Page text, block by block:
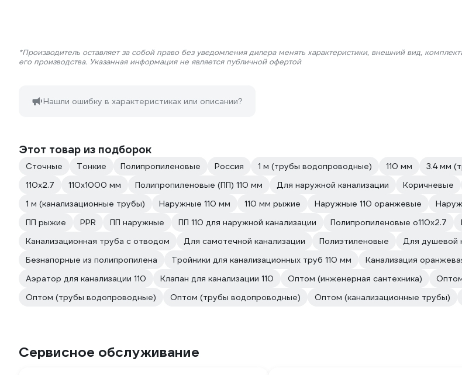
*Производитель оставляет за собой право без уведомления дилера менять характеристики, внешний вид,
его производства. Указанная информация не является публичной офертой
Нашли ошибку в характеристиках или описании?
Этот товар из подборок
Сточные Тонкие Полипропиленовые Россия 1 м (трубы водопроводные) 110 мм 3.4 мм
110х2.7
110х1000 мм Полипропиленовые (ПП) 110 мм Для наружной канализации Коричневые
1 м (канализационные трубы)
Наружные 110 мм 110 мм рыжие Наружные 110 оранжевые
ПП рыжие
PPR ПП наружные ПП 110 для наружной канализации Полипропиленовые o110x2.7
Канализационная труба с отводом
Для самотечной канализации Полиэтиленовые Для душевой
Безнапорные из полипропилена
Тройники для канализационных труб 110 мм Канализация
Аэратор для канализации 110
Клапан для канализации 110 Оптом (инженерная сантехника)
Оптом (трубы водопроводные)
Оптом (трубы водопроводные) Оптом (канализационные трубы)
Сервисное обслуживание